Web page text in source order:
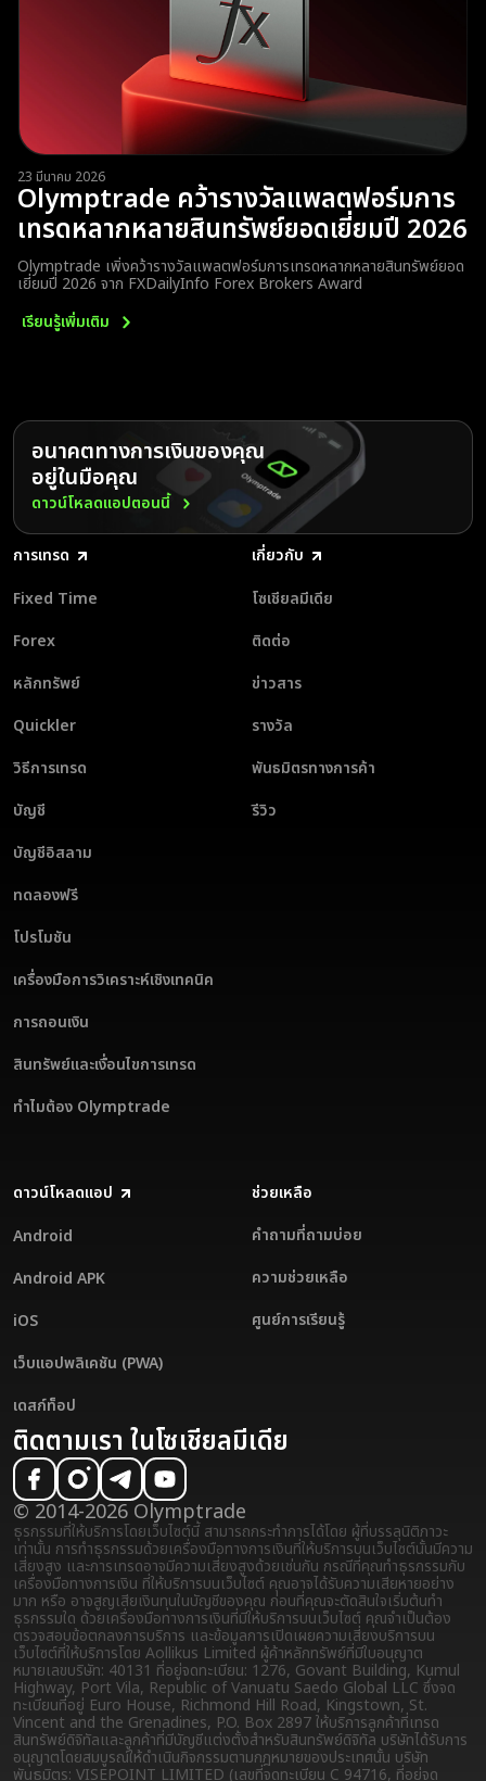
23 มีนาคม 2026
Olymptrade คว้ารางวัลแพลตฟอร์มการ
เทรดหลากหลายสินทรัพย์ยอดเยี่ยมปี 2026
Olymptrade เพิ่งคว้ารางวัลแพลตฟอร์มการเทรดหลากหลายสินทรัพย์ยอด
เยี่ยมปี 2026 จาก FXDailyInfo Forex Brokers Award
เรียนรู้เพิ่มเติม
อนาคตทางการเงินของคุณ
อยู่ในมือคุณ
ดาวน์โหลดแอปตอนนี้
การเทรด
Fixed Time
Forex
หลักทรัพย์
Quickler
วิธีการเทรด
บัญชี
บัญชีอิสลาม
ทดลองฟรี
โปรโมชัน
เครื่องมือการวิเคราะห์เชิงเทคนิค
การถอนเงิน
สินทรัพย์และเงื่อนไขการเทรด
ทำไมต้อง Olymptrade
เกี่ยวกับ
โซเชียลมีเดีย
ติดต่อ
ข่าวสาร
รางวัล
พันธมิตรทางการค้า
รีวิว
ดาวน์โหลดแอป
Android
Android APK
iOS
เว็บแอปพลิเคชัน (PWA)
เดสก์ท็อป
ช่วยเหลือ
คำถามที่ถามบ่อย
ความช่วยเหลือ
ศูนย์การเรียนรู้
ติดตามเรา ในโซเชียลมีเดีย
© 2014-2026 Olymptrade
ธุรกรรมที่ให้บริการโดยเว็บไซต์นี้ สามารถกระทำการได้โดย ผู้ที่บรรลุนิติภาวะ
เท่านั้น การทำธุรกรรมด้วยเครื่องมือทางการเงินที่ให้บริการบนเว็บไซต์นั้นมีความ
เสี่ยงสูง และการเทรดอาจมีความเสี่ยงสูงด้วยเช่นกัน กรณีที่คุณทำธุรกรรมกับ
เครื่องมือทางการเงิน ที่ให้บริการบนเว็บไซต์ คุณอาจได้รับความเสียหายอย่าง
มาก หรือ อาจสูญเสียเงินทุนในบัญชีของคุณ ก่อนที่คุณจะตัดสินใจเริ่มต้นทำ
ธุรกรรมใด ด้วยเครื่องมือทางการเงินที่มีให้บริการบนเว็บไซต์ คุณจำเป็นต้อง
ตรวจสอบข้อตกลงการบริการ และข้อมูลการเปิดเผยความเสี่ยงบริการบน
เว็บไซต์ที่ให้บริการโดย Aollikus Limited ผู้ค้าหลักทรัพย์ที่มีใบอนุญาต
หมายเลขบริษัท: 40131 ที่อยู่จดทะเบียน: 1276, Govant Building, Kumul
Highway, Port Vila, Republic of Vanuatu Saedo Global LLC ซึ่งจด
ทะเบียนที่อยู่ Euro House, Richmond Hill Road, Kingstown, St.
Vincent and the Grenadines, P.O. Box 2897 ให้บริการลูกค้าที่เทรด
สินทรัพย์ดิจิทัลและลูกค้าที่มีบัญชีแต่งตั้งสำหรับสินทรัพย์ดิจิทัล บริษัทได้รับการ
อนุญาตโดยสมบูรณ์ให้ดำเนินกิจกรรมตามกฎหมายของประเทศนั้น บริษัท
พันธมิตร: VISEPOINT LIMITED (เลขที่จดทะเบียน C 94716, ที่อยู่จด